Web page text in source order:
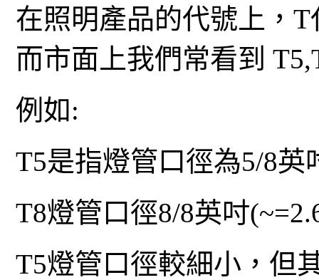
在照明產品的代號上，T
而市面上我們常看到
例如:
T5是指燈管口徑為5/8英
T8燈管口徑8/8英吋
T5燈管口徑較細小，但